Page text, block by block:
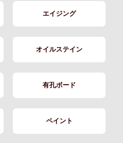
エイジング
オイルステイン
有孔ボード
ペイント